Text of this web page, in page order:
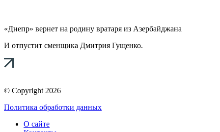
«Днепр» вернет на родину вратаря из Азербайджана
И отпустит сменщика Дмитрия Гущенко.
© Copyright 2026
Политика обработки данных
О сайте